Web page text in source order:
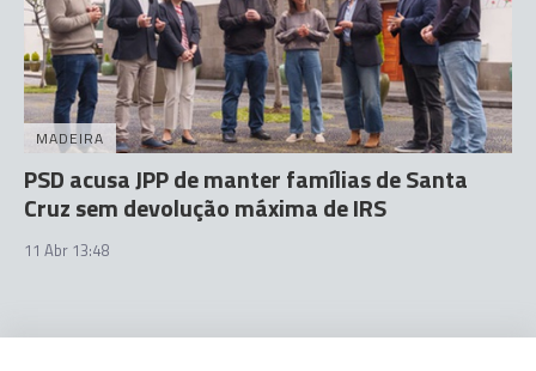
MADEIRA
PSD acusa JPP de manter famílias de Santa
Cruz sem devolução máxima de IRS
11 Abr 13:48